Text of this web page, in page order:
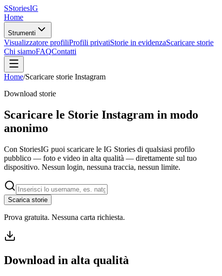
SStoriesIG
Home
Strumenti
Visualizzatore profiliProfili privatiStorie in evidenzaScaricare storie
Chi siamoFAQContatti
Home/Scaricare storie Instagram
Download storie
Scaricare le Storie Instagram in modo
anonimo
Con StoriesIG puoi scaricare le IG Stories di qualsiasi profilo
pubblico — foto e video in alta qualità — direttamente sul tuo
dispositivo. Nessun login, nessuna traccia, nessun limite.
Scarica storie
Prova gratuita. Nessuna carta richiesta.
Download in alta qualità